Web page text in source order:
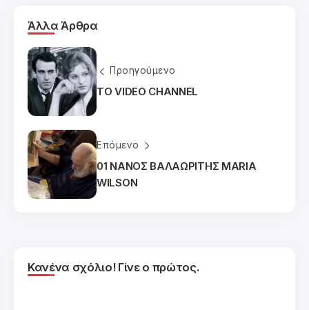
Άλλα Άρθρα
Προηγούμενο
ΤΟ VIDEO CHANNEL
Επόμενο
01 ΝΑΝΟΣ ΒΑΛΑΩΡΙΤΗΣ MARIA
WILSON
Κανένα σχόλιο! Γίνε ο πρώτος.